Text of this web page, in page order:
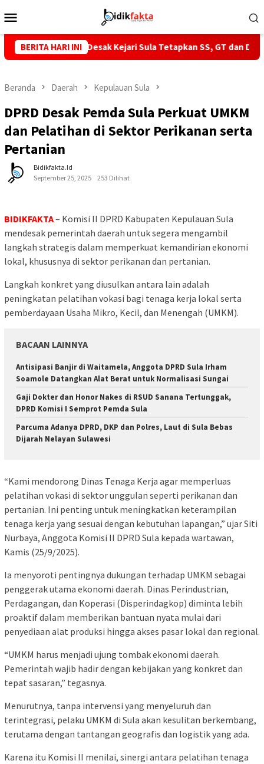
ke
Mobile
BERITA HARI INI
Malut Desak Kejari Sula Tetapkan SS, GT dan Dirut PT IPL
Beranda Daerah Kepulauan Sula
DPRD Desak Pemda Sula Perkuat UMKM
dan Pelatihan di Sektor Perikanan serta
Pertanian
Bidikfakta.id
September 25, 2025
253 Dilihat
BIDIKFAKTA– Komisi II DPRD Kabupaten Kepulauan Sula
mendesak pemerintah daerah untuk segera mengambil
langkah strategis dalam memperkuat kemandirian ekonomi
lokal, khususnya di sektor perikanan dan pertanian.
Langkah konkret yang diusulkan antara lain adalah
peningkatan pelatihan vokasi bagi tenaga kerja lokal serta
pemberdayaan Usaha Mikro, Kecil, dan Menengah (UMKM).
BACAAN LAINNYA
Antisipasi Banjir di Waitamela, Anggota DPRD Sula Irham
Soamole Datangkan Alat Berat untuk Normalisasi Sungai
Gaji Dokter dan Honor Nakes di RSUD Sanana Tertunggak,
DPRD Komisi I Semprot Pemda Sula
Parcuma Adanya DPRD, DKP dan Polres, Laut di Sula Bebas
Dijarah Nelayan Sulawesi
“Kami mendorong Dinas Tenaga Kerja agar memperluas
pelatihan vokasi di sektor unggulan seperti perikanan dan
pertanian. Ini penting untuk meningkatkan keterampilan
tenaga kerja yang sesuai dengan kebutuhan lapangan,” ujar Siti
Nurbaya, Anggota Komisi II DPRD Sula kepada wartawan,
Kamis (25/9/2025).
Ia menyoroti pentingnya dukungan terhadap UMKM sebagai
penggerak utama ekonomi daerah. Dinas Perindustrian,
Perdagangan, dan Koperasi (Disperindagkop) diminta lebih
proaktif dalam memberikan bantuan nyata mulai dari
penyediaan alat produksi hingga akses pasar lokal dan regional.
“UMKM harus menjadi ujung tombak ekonomi daerah.
Pemerintah wajib hadir dengan kebijakan yang konkret dan
tepat sasaran,” tegasnya.
Menurutnya, tanpa intervensi yang menyeluruh dan
terintegrasi, pelaku UMKM di Sula akan kesulitan berkembang,
terutama dengan tantangan geografis dan logistik yang ada.
Karena itu Komisi II menilai, sinergi antara pelatihan tenaga